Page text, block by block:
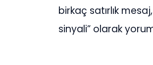
birkaç satırlık
sinyali” olarak